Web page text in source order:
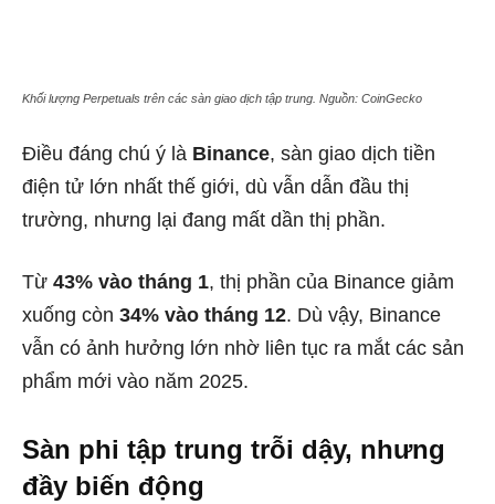
Khối lượng Perpetuals trên các sàn giao dịch tập trung. Nguồn: CoinGecko
Điều đáng chú ý là Binance, sàn giao dịch tiền
điện tử lớn nhất thế giới, dù vẫn dẫn đầu thị
trường, nhưng lại đang mất dần thị phần.
Từ 43% vào tháng 1, thị phần của Binance giảm
xuống còn 34% vào tháng 12. Dù vậy, Binance
vẫn có ảnh hưởng lớn nhờ liên tục ra mắt các sản
phẩm mới vào năm 2025.
Sàn phi tập trung trỗi dậy, nhưng
đầy biến động